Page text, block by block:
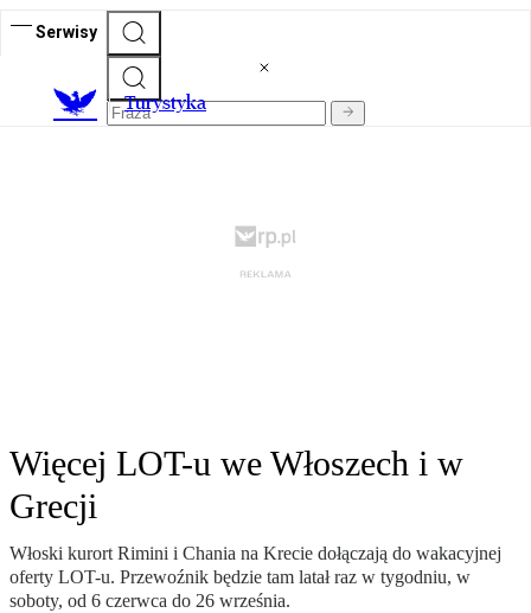
Serwisy
Turystyka
Więcej LOT-u we Włoszech i w
Grecji
Włoski kurort Rimini i Chania na Krecie dołączają do wakacyjnej
oferty LOT-u. Przewoźnik będzie tam latał raz w tygodniu, w
soboty, od 6 czerwca do 26 września.